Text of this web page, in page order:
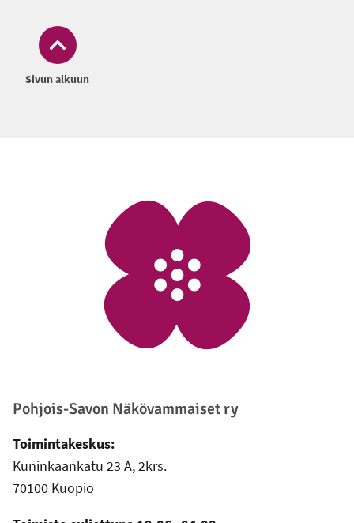
Sivun alkuun
Pohjois-Savon Näkövammaiset ry
Toimintakeskus:
Kuninkaankatu 23 A, 2krs.
70100 Kuopio